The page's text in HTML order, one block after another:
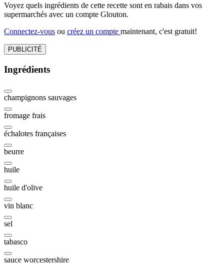
Voyez quels ingrédients de cette recette sont en rabais dans vos
supermarchés avec un compte Glouton.
Connectez-vous ou créez un compte maintenant, c'est gratuit!
PUBLICITÉ
Ingrédients
champignons sauvages
fromage frais
échalotes françaises
beurre
huile
huile d'olive
vin blanc
sel
tabasco
sauce worcestershire